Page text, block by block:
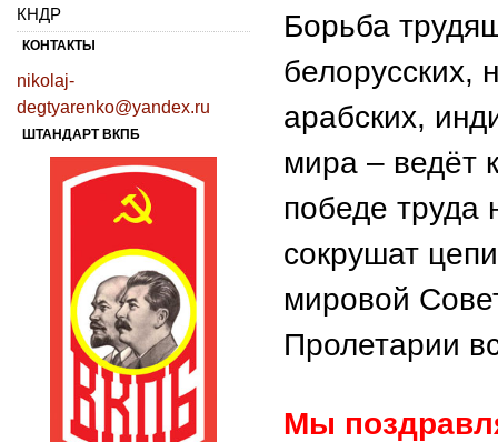
Борьба
белорусских,
арабских,
мира – ведёт
победе труда
сокрушат
мировой
Пролетарии
Мы
КНДР
КОНТАКТЫ
nikolaj-
degtyarenko@yandex.ru
ШТАНДАРТ ВКПБ